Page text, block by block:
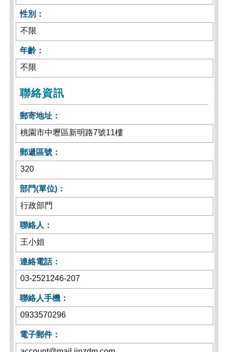
性別：
不限
年齡：
不限
聯絡資訊
郵寄地址：
桃園市中壢區新明路7號11樓
郵遞區號：
320
部門(單位)：
行政部門
聯絡人：
王小姐
連絡電話：
03-2521246-207
聯絡人手機：
0933570296
電子郵件：